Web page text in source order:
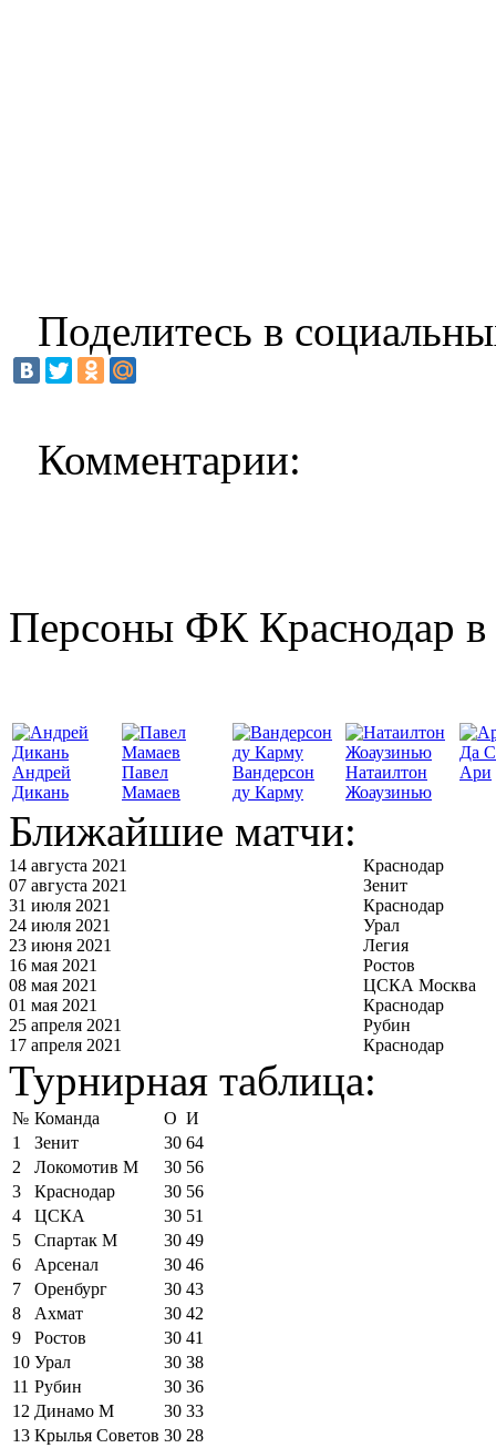
Поделитесь в
Комментарии:
Персоны ФК Краснодар в
Андрей
Дикань
Павел
Мамаев
Вандерсон
ду Карму
Натаилтон
Жоаузинью
Да
Ари
Ближайшие матчи:
14 августа 2021
Краснодар
07 августа 2021
Зенит
31 июля 2021
Краснодар
24 июля 2021
Урал
23 июня 2021
Легия
16 мая 2021
Ростов
08 мая 2021
ЦСКА Москва
01 мая 2021
Краснодар
25 апреля 2021
Рубин
17 апреля 2021
Краснодар
Турнирная таблица:
№ Команда О И
1
Зенит 30 64
2
Локомотив М 30 56
3
Краснодар 30 56
4
ЦСКА 30 51
5
Спартак М 30 49
6
Арсенал 30 46
7
Оренбург 30 43
8
Ахмат 30 42
9
Ростов 30 41
10 Урал 30 38
11 Рубин 30 36
12 Динамо М 30 33
13 Крылья Советов 30 28